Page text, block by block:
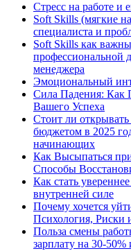
Стресс на работе и
Soft Skills (мягкие
специалиста и
Soft Skills как
профессиональной
менеджера
Эмоциональный
Сила Падения: Как
Вашего Успеха
Стоит ли
бюджетом в 2025
начинающих
Как Высыпаться
Способы
Как стать
внутренней силе
Почему хочется
Психология, Риски
Польза смены
зарплату на 30-50%